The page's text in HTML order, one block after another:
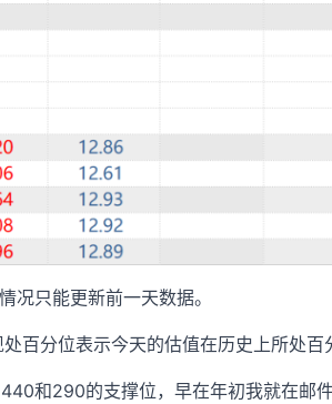
况只能更新前一天数据。
百分位表示今天的估值在历史上所处
和290的支撑位，早在年初我就在邮